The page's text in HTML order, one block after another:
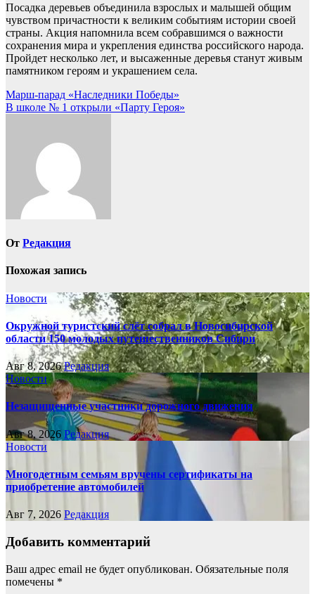
Посадка деревьев объединила взрослых и малышей общим
чувством причастности к великим событиям истории своей
страны. Акция напомнила всем собравшимся о важности
сохранения мира и укрепления единства российского народа.
Пройдет несколько лет, и высаженные деревья станут живым
памятником героям и украшением села.
Навигация
по
Марш-парад «Наследники Победы»
В школе № 1 открыли «Парту Героя»
От Редакция
Похожая запись
Новости
Окружной туристский слёт собрал в Новосибирской
области 150 молодых путешественников Сибири
Авг 8, 2026Редакция
Новости
Незащищенные участники дорожного движения
Авг 8, 2026 Редакция
Новости
Многодетным семьям вручены сертификаты на
приобретение автомобилей
Авг 7, 2026 Редакция
Добавить комментарий
Ваш адрес email не будет опубликован. Обязательные поля
помечены *